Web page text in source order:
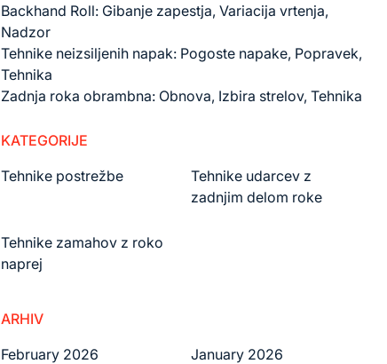
Backhand Roll: Gibanje zapestja, Variacija vrtenja,
Nadzor
Tehnike neizsiljenih napak: Pogoste napake, Popravek,
Tehnika
Zadnja roka obrambna: Obnova, Izbira strelov, Tehnika
KATEGORIJE
Tehnike postrežbe
Tehnike udarcev z
zadnjim delom roke
Tehnike zamahov z roko
naprej
ARHIV
February 2026
January 2026